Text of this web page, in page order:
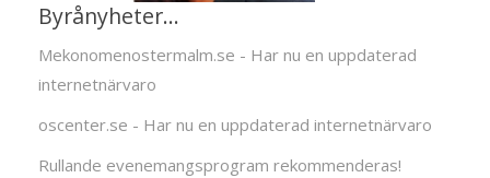
Byrånyheter...
Mekonomenostermalm.se - Har nu en uppdaterad
internetnärvaro
oscenter.se - Har nu en uppdaterad internetnärvaro
Rullande evenemangsprogram rekommenderas!